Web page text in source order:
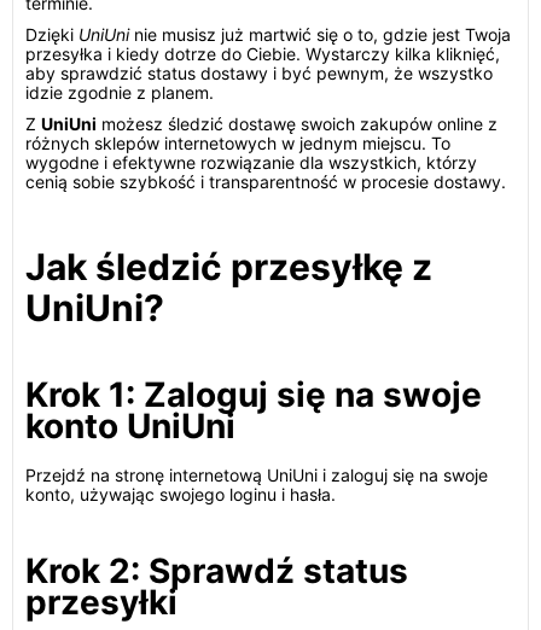
Dzięki UniUninie musisz już martwić się o to, gdzie jest Twoja
przesyłka i kiedy dotrze do Ciebie. Wystarczy kilka kliknięć,
aby sprawdzić status dostawy i być pewnym, że wszystko
idzie zgodnie z planem.
Z UniUni możesz śledzić dostawę swoich zakupów online z
różnych sklepów internetowych w jednym miejscu. To
wygodne i efektywne rozwiązanie dla wszystkich, którzy
cenią sobie szybkość i transparentność w procesie dostawy.
Jak śledzić przesyłkę z
UniUni?
Krok 1: Zaloguj się na swoje
konto UniUni
Przejdź na stronę internetową UniUni i zaloguj się na swoje
konto, używając swojego loginu i hasła.
Krok 2: Sprawdź status
przesyłki